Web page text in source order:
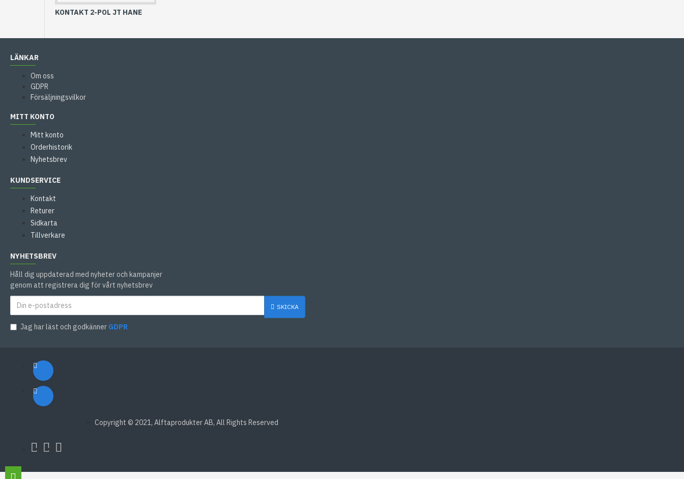
KONTAKT 2-POL JT HANE
LÄNKAR
Om oss
GDPR
Försäljningsvilkor
MITT KONTO
Mitt konto
Orderhistorik
Nyhetsbrev
KUNDSERVICE
Kontakt
Returer
Sidkarta
Tillverkare
NYHETSBREV
Håll dig uppdaterad med nyheter och kampanjer
genom att registrera dig för vårt nyhetsbrev
SKICKA
Jag har läst och godkänner GDPR
Copyright © 2021, Alftaprodukter AB, All Rights Reserved